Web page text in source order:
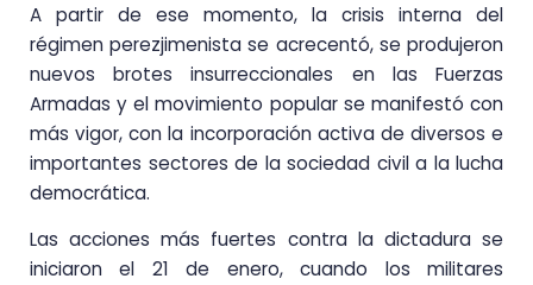
A partir de ese momento, la crisis interna del
régimen perezjimenista se acrecentó, se produjeron
nuevos brotes insurreccionales en las Fuerzas
Armadas y el movimiento popular se manifestó con
más vigor, con la incorporación activa de diversos e
importantes sectores de la sociedad civil a la lucha
democrática.
Las acciones más fuertes contra la dictadura se
iniciaron el 21 de enero, cuando los militares